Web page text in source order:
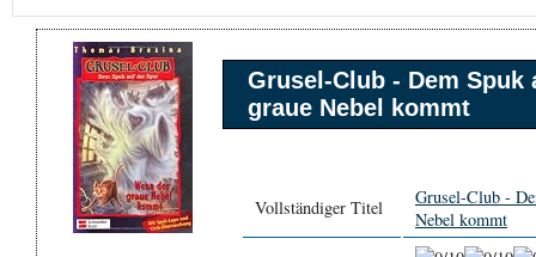
Grusel-Club - Dem Spuk
graue Nebel kommt
Vollständiger Titel
Grusel-Club -
Nebel kommt